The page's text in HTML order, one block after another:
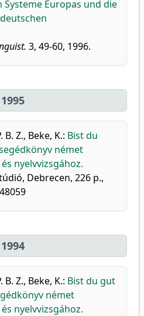
Europas und die
3, 49-60, 1996.
1995
B. Z., Beke, K.: Bist du
német
nyelvvizsgához.
Debrecen, 226 p.,
1994
B. Z., Beke, K.: Bist du gut
német
nyelvvizsgához.